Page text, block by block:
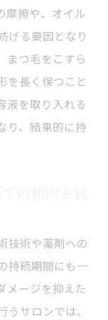
の満足度を
知る
月が目安な
のサインを
差と対策に
摩擦や、オイル
げる要因となり
まつ毛をこすら
を長く保つこと
液を取り入れる
り、結果的に持
技術や薬剤への
持続期間にも一
メージを抑えた
サロンでは、